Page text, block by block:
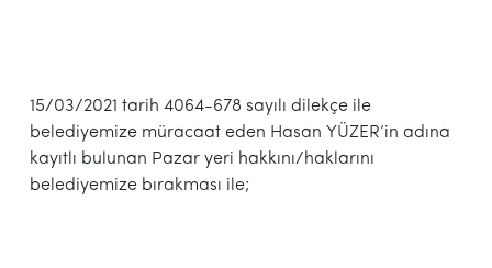
15/03/2021 tarih 4064-678 sayılı dilekçe ile
belediyemize müracaat eden Hasan YÜZER’in adına
kayıtlı bulunan Pazar yeri hakkını/haklarını
belediyemize bırakması ile;